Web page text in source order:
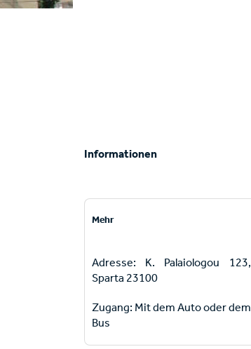
Informationen
Mehr
Adresse: K. Palaiologou 123,
Sparta 23100
Zugang: Mit dem Auto oder dem
Bus